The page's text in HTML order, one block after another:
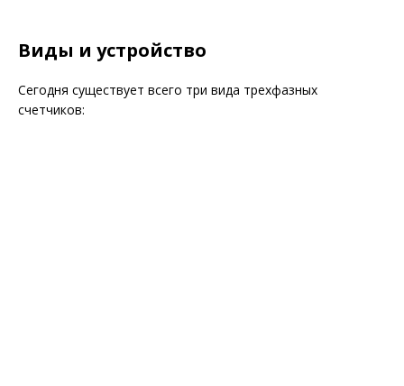
Виды и устройство
Сегодня существует всего три вида трехфазных
счетчиков: